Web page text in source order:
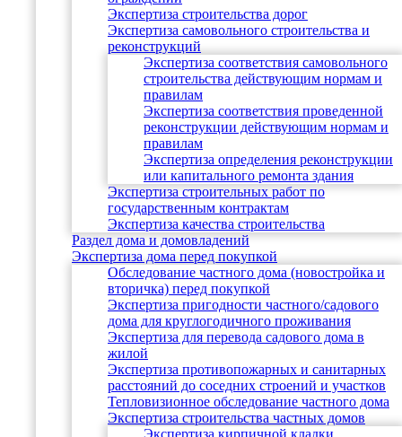
Экспертиза строительства дорог
Экспертиза самовольного строительства и
реконструкций
Экспертиза соответствия самовольного
строительства действующим нормам и
правилам
Экспертиза соответствия проведенной
реконструкции действующим нормам и
правилам
Экспертиза определения реконструкции
или капитального ремонта здания
Экспертиза строительных работ по
государственным контрактам
Экспертиза качества строительства
Раздел дома и домовладений
Экспертиза дома перед покупкой
Обследование частного дома (новостройка и
вторичка) перед покупкой
Экспертиза пригодности частного/садового
дома для круглогодичного проживания
Экспертиза для перевода садового дома в
жилой
Экспертиза противопожарных и санитарных
расстояний до соседних строений и участков
Тепловизионное обследование частного дома
Экспертиза строительства частных домов
Экспертиза кирпичной кладки